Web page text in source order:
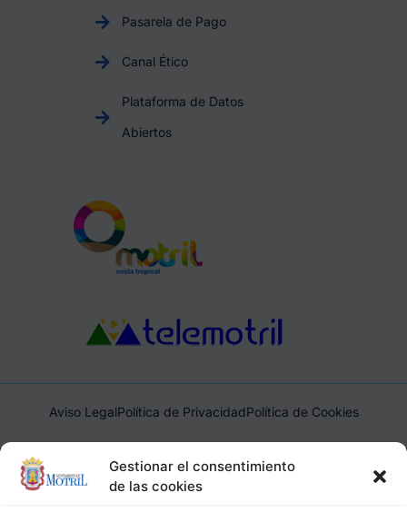
Gestionar el consentimiento
de las cookies
Pasarela de Pago
Canal Ético
Plataforma de Datos
Abiertos
Aviso LegalPolítica de PrivacidadPolítica de Cookies
Ayuntamiento de Motril, Plaza de España, 1, 18600, Motril,
(Granada), CIF: P1814200J, DIR3: L01181400